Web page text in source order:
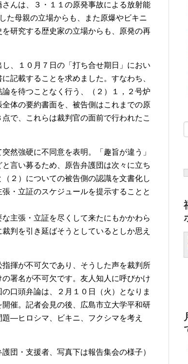
んは、３・１１の原発事故による放射能
た母親の立場からも、また原爆やビキニ
研究する歴史家の立場からも、原発の再
、１０月７日の「打ち合せ期日」におい
記載することを求めました。すなわち、
を待つことなく行う、（２）１，２号炉
体の要約書面を、被告側はこれまでの原
で、これらは裁判官の面前で行われたこ
然強硬に不同意を表明。「趣旨が違う」
言い募るため、原告弁護団は次々に立ち
２）についての被告側の認識を文書化し
・立証のスケジュールを提示することと
主張・立証を尽くして来たにもかかわら
判を引き延ばそうとしているとしか思え
揮が不可欠であり、そうした声を裁判所
署名が不可欠です。友人知人に呼びかけ
口頭弁論は、２月１０日（火）となりま
催。記者会見の後、広島市立大学平和研
―ヒロシマ、ビキニ、フクシマを考え
団・支援者、写真下は報告集会の様子）